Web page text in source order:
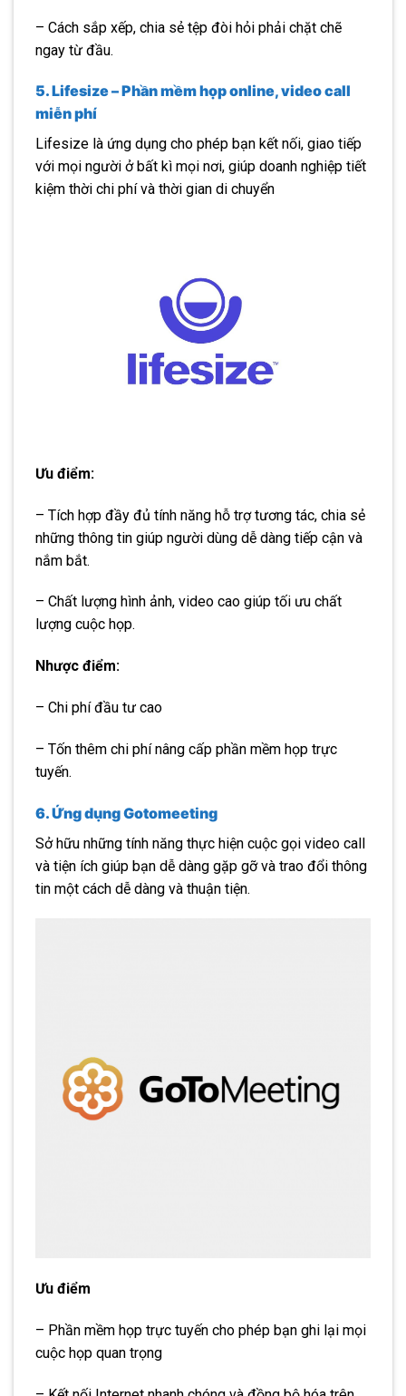
– Cách sắp xếp, chia sẻ tệp đòi hỏi phải chặt chẽ
ngay từ đầu.
5. Lifesize – Phần mềm họp online, video call
miễn phí
Lifesize là ứng dụng cho phép bạn kết nối, giao tiếp
với mọi người ở bất kì mọi nơi, giúp doanh nghiệp tiết
kiệm thời chi phí và thời gian di chuyển
Ưu điểm:
– Tích hợp đầy đủ tính năng hỗ trợ tương tác, chia sẻ
những thông tin giúp người dùng dễ dàng tiếp cận và
nắm bắt.
– Chất lượng hình ảnh, video cao giúp tối ưu chất
lượng cuộc họp.
Nhược điểm:
– Chi phí đầu tư cao
– Tốn thêm chi phí nâng cấp phần mềm họp trực
tuyến.
6. Ứng dụng Gotomeeting
Sở hữu những tính năng thực hiện cuộc gọi video call
và tiện ích giúp bạn dễ dàng gặp gỡ và trao đổi thông
tin một cách dễ dàng và thuận tiện.
Ưu điểm
– Phần mềm họp trực tuyến cho phép bạn ghi lại mọi
cuộc họp quan trọng